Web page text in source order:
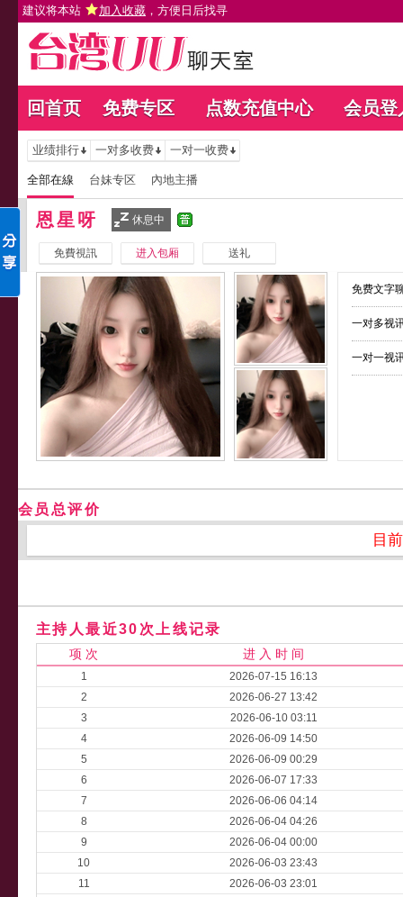
建议将本站 加入收藏 ，方便日后找寻
回首页 免费专区 点数充值中心 会员登
业绩排行 一对多收费 一对一收费
全部在線 台妹专区 內地主播
恩星呀 休息中
免費視訊 进入包厢 送礼
免费文字
一对多视
一对一视
会员总评价
目
主持人最近30次上线记录
项 次 进 入 时 间
1
2026-07-15 16:13
2
2026-06-27 13:42
3
2026-06-10 03:11
4
2026-06-09 14:50
5
2026-06-09 00:29
6
2026-06-07 17:33
7
2026-06-06 04:14
8
2026-06-04 04:26
9
2026-06-04 00:00
10
2026-06-03 23:43
11
2026-06-03 23:01